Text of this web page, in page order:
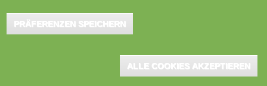
dem rund 1.000 Teilnehmer erwartet werden, ist das
(ICBF) der Westfälischen Wilhelms-Universität (WWU)
PRÄFERENZEN SPEICHERN
ALLE COOKIES AKZEPTIEREN